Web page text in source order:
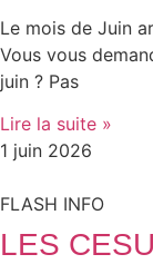
Le mois de Juin
Vous vous
juin ? Pas
Lire la suite »
1 juin 2026
FLASH INFO
LES